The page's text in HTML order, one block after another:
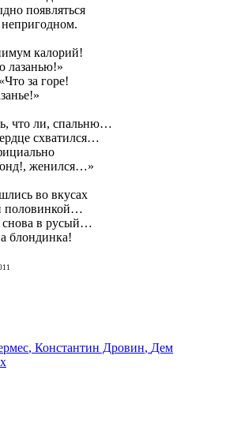
появляться
калорий!
лазанью!»
за горе!
что ли, спальню…
схватился…
женился…»
во вкусах
снова в русый…
блондинка!
, Константин Дровин, Дем